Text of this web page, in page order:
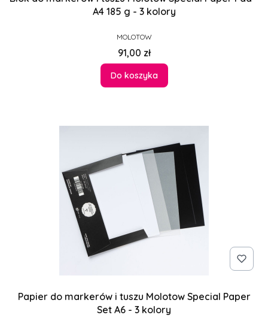
A4 185 g - 3 kolory
PRODUCENT
MOLOTOW
Cena
91,00 zł
Do koszyka
Papier do markerów i tuszu Molotow Special Paper
Set A6 - 3 kolory